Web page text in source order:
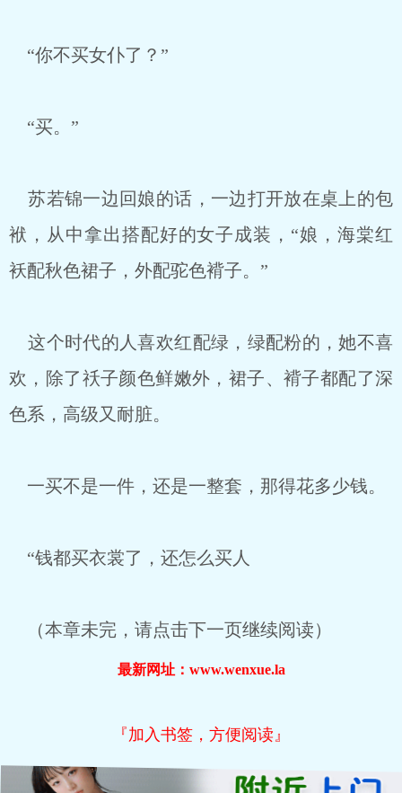
“你不买女仆了？”
“买。”
苏若锦一边回娘的话，一边打开放在桌上的包
袱，从中拿出搭配好的女子成装，“娘，海棠红
袄配秋色裙子，外配驼色褙子。”
这个时代的人喜欢红配绿，绿配粉的，她不喜
欢，除了祅子颜色鲜嫩外，裙子、褙子都配了深
色系，高级又耐脏。
一买不是一件，还是一整套，那得花多少钱。
“钱都买衣裳了，还怎么买人
（本章未完，请点击下一页继续阅读）
最新网址：www.wenxue.la
『加入书签，方便阅读』